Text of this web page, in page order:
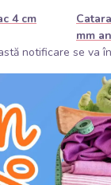
4 cm
mm
notificare se va